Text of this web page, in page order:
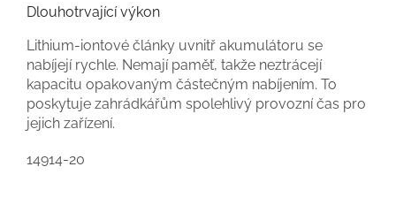
Dlouhotrvající výkon
Lithium-iontové články uvnitř akumulátoru se
nabíjejí rychle. Nemají paměť, takže neztrácejí
kapacitu opakovaným částečným nabíjením. To
poskytuje zahrádkářům spolehlivý provozní čas pro
jejich zařízení.
14914-20